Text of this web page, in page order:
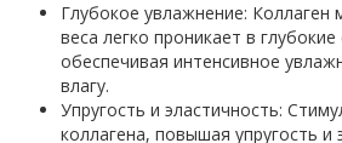
Глубокое увлажнение: Коллаген
веса легко проникает в
обеспечивая интенсивное
влагу.
Упругость и эластичность:
коллагена, повышая упругость и